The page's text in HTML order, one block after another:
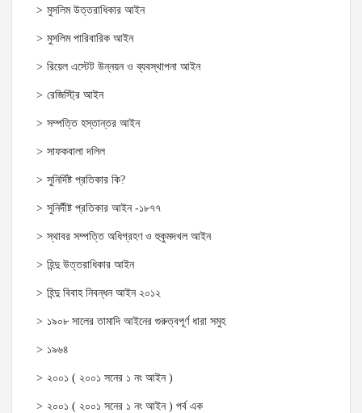
মুসলিম উত্তরাধিকার আইন
মুসলিম পারিবারিক আইন
রিয়েল এস্টেট উন্নয়ন ও ব্যবস্থাপনা আইন
রেজিস্ট্রি আইন
সম্পত্তি হস্তান্তর আইন
সাফকবালা দলিল
সুনির্দিষ্ট প্রতিকার কি?
সুনির্দীষ্ট প্রতিকার আইন -১৮৭৭
স্থাবর সম্পত্তি অধিগ্রহণ ও হুকুমদখল আইন
হিন্দু উত্তরাধিকার আইন
হিন্দু বিবাহ নিবন্ধন আইন ২০১২
১৯০৮ সালের তামাদি আইনের গুরুত্বপূর্ণ ধারা সমুহ
১৯৬৪
২০০১ ( ২০০১ সনের ১ নং আইন )
২০০১ ( ২০০১ সনের ১ নং আইন ) পর্ব এক